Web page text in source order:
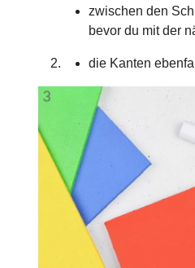
zwischen den
bevor du mit der
die Kanten